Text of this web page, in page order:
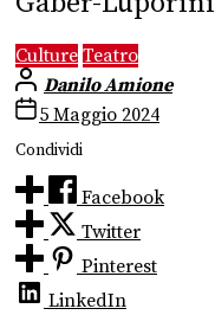
Culture Teatro
Danilo Amione
5 Maggio 2024
Condividi
Facebook
Twitter
Pinterest
LinkedIn